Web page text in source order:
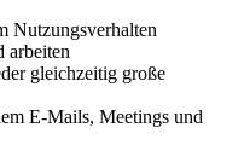
Nutzungsverhalten
arbeiten
gleichzeitig große
E-Mails, Meetings und